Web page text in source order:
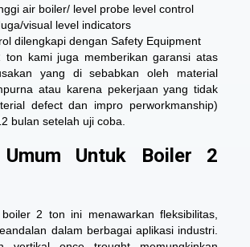
air boiler/ level probe level control
visual level indicators
dilengkapi dengan Safety Equipment
ton kami juga memberikan garansi atas
yang di sebabkan oleh material
atau karena pekerjaan yang tidak
defect dan impro perworkmanship)
bulan setelah uji coba.
Untuk Boiler 2
2 ton ini menawarkan fleksibilitas,
dalam berbagai aplikasi industri.